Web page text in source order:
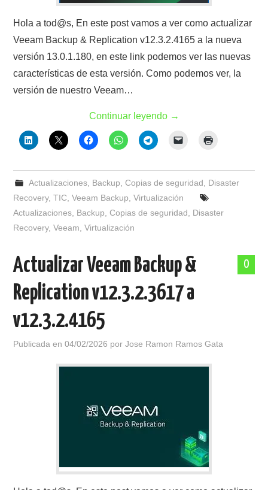
Hola a tod@s, En este post vamos a ver como actualizar
Veeam Backup & Replication v12.3.2.4165 a la nueva
versión 13.0.1.180, en este link podemos ver las nuevas
características de esta versión. Como podemos ver, la
versión de nuestro Veeam…
Continuar leyendo →
Actualizaciones, Backup Copias de seguridad
Disaster
Recovery,TIC ,Veeam Backup ,Virtualización
Actualizaciones Backup ,Copias de seguridad
Disaster
Recovery,Veeam ,Virtualización
0
Actualizar Veeam Backup &
Replication v12.3.2.3617 a
v12.3.2.4165
Publicada en04/02/2026 porJose Ramon Ramos Gata